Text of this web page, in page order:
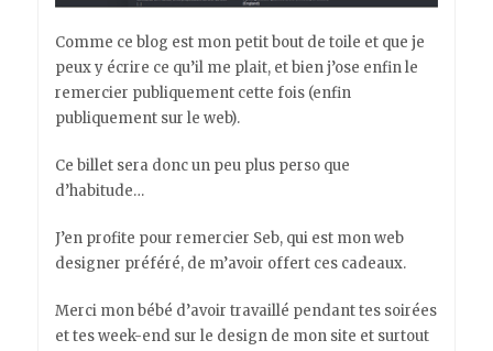
Comme ce blog est mon petit bout de toile et que je
peux y écrire ce qu’il me plait, et bien j’ose enfin le
remercier publiquement cette fois (enfin
publiquement sur le web).
Ce billet sera donc un peu plus perso que
d’habitude…
J’en profite pour remercier Seb, qui est mon web
designer préféré, de m’avoir offert ces cadeaux.
Merci mon bébé d’avoir travaillé pendant tes soirées
et tes week-end sur le design de mon site et surtout